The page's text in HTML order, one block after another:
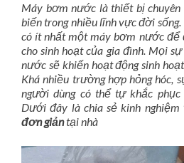
Máy bơm nước là thiết bị
biến trong nhiều lĩnh vực đời sống.
có ít nhất một máy bơm nước để
cho sinh hoạt của gia đình. Mọi
nước sẽ khiến hoạt động sinh
Khá nhiều trường hợp hỏng hóc,
người dùng có thể tự khắc
Dưới đây là chia sẻ kinh nghiệm
đơn giảntại nhà